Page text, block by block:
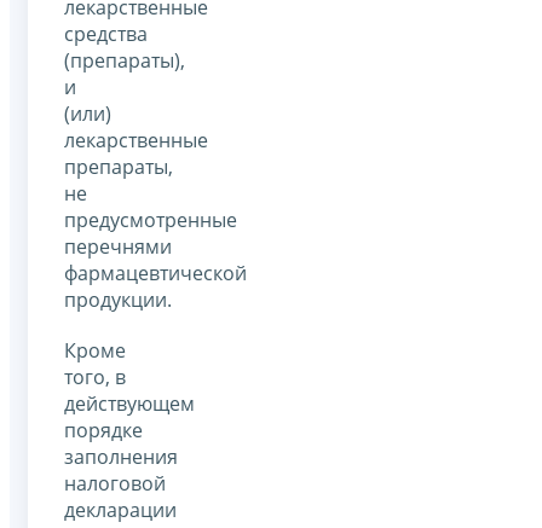
лекарственные
средства
(препараты),
и
(или)
лекарственные
препараты,
не
предусмотренные
перечнями
фармацевтической
продукции.
Кроме
того, в
действующем
порядке
заполнения
налоговой
декларации